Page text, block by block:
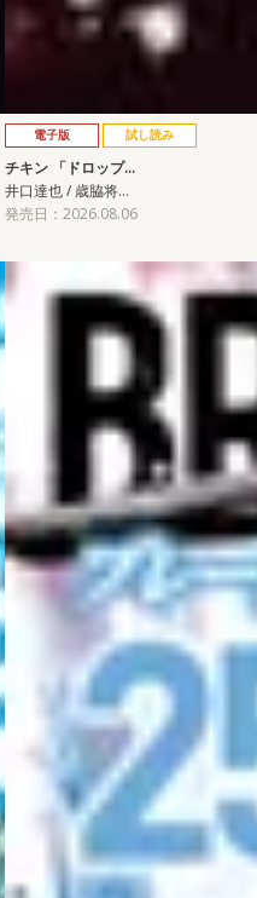
電子版 試し読み
チキン 「ドロップ…
井口達也 / 歳脇将…
発売日：2026.08.06